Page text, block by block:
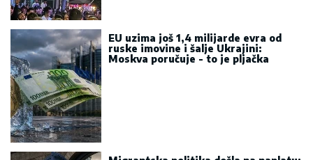
EU uzima još 1,4 milijarde evra od
ruske imovine i šalje Ukrajini:
Moskva poručuje - to je pljačka